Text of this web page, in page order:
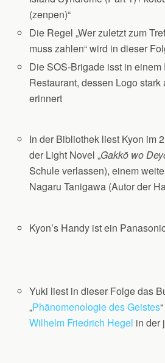
(zenpen)“
Die Regel „Wer zuletzt zum
muss zahlen“ wird in dieser
Die SOS-Brigade isst in einem
Restaurant, dessen Logo
erinnert
In der Bibliothek liest Kyon im 2.
der Light Novel „Gakkō wo
Schule verlassen), einem
Nagaru Tanigawa (Autor der
Kyon’s Handy ist ein
Yuki liest in dieser Folge das
„Phänomenologie des Geistes
Wilhelm Friedrich Hegel in der